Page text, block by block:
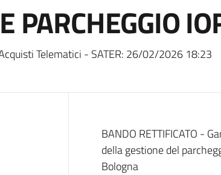
PARCHEGGIO
Telematici - SATER: 26/02/2026 18:23
Dati del bando
BANDO RETTIFICATO -
della gestione del
Bologna